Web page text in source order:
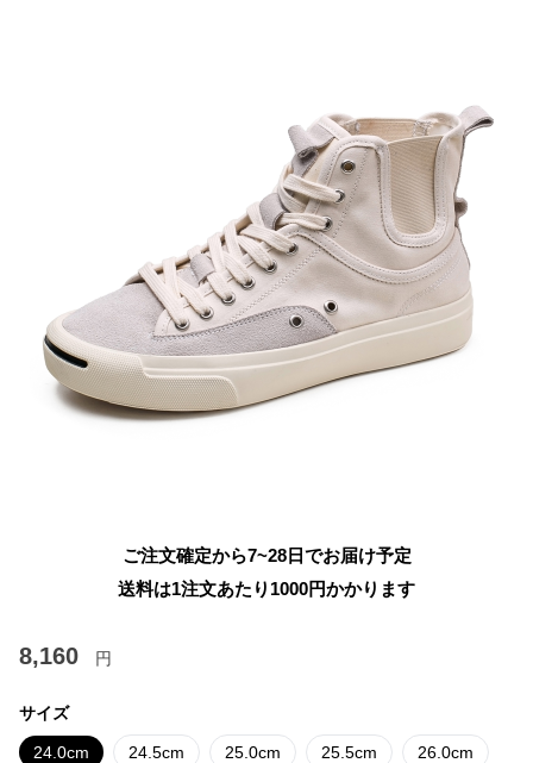
ご注文確定から7~28日でお届け予定
送料は1注文あたり 1000円かかります
8,160 円
サイズ
24.0cm 24.5cm 25.0cm 25.5cm 26.0cm